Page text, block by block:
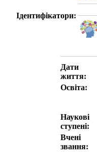
Ідентифікатори:
Дати
життя:
Освіта:
Наукові
ступені:
Вчені
звання: